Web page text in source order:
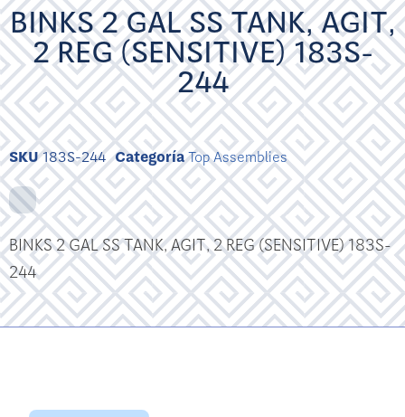
BINKS 2 GAL SS TANK, AGIT,
2 REG (SENSITIVE) 183S-
244
SKU183S-244 CategoríaTop Assemblies
BINKS 2 GAL SS TANK, AGIT, 2 REG (SENSITIVE) 183S-
244